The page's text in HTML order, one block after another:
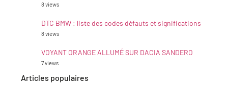
8 views
DTC BMW : liste des codes défauts et significations
8 views
VOYANT ORANGE ALLUMÉ SUR DACIA SANDERO
7 views
Articles populaires